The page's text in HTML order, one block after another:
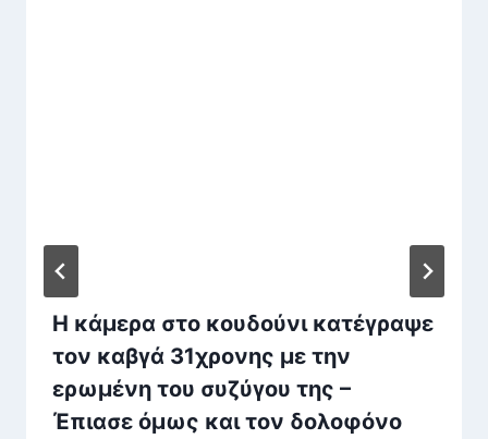
Η κάμερα στο κουδούνι κατέγραψε
τον καβγά 31χρονης με την
ερωμένη του συζύγου της –
Έπιασε όμως και τον δολοφόνο